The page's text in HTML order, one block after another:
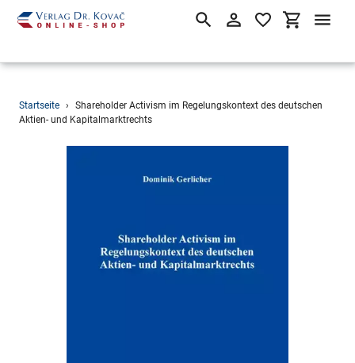
Direkt
zum
SuchenEinloggen
Startseite ›
Shareholder Activism im Regelungskontext des deutschen
Aktien- und Kapitalmarktrechts